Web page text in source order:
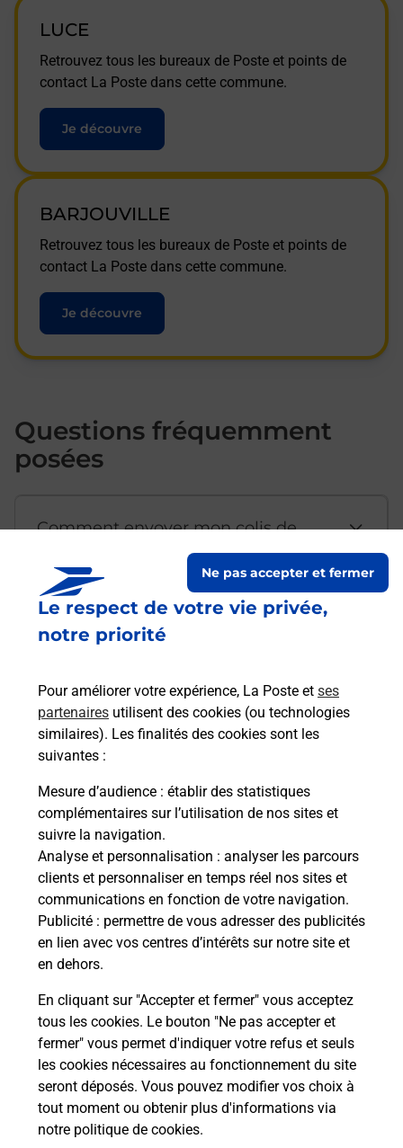
Le respect de votre vie privée,
notre priorité
Pour améliorer votre expérience, La Poste et ses
partenaires utilisent des cookies (ou technologies
similaires). Les finalités des cookies sont les
suivantes :
Mesure d’audience : établir des statistiques
complémentaires sur l’utilisation de nos sites et
suivre la navigation.
Analyse et personnalisation : analyser les parcours
clients et personnaliser en temps réel nos sites et
communications en fonction de votre navigation.
Publicité : permettre de vous adresser des publicités
en lien avec vos centres d’intérêts sur notre site et
en dehors.
En cliquant sur "Accepter et fermer" vous acceptez
tous les cookies. Le bouton "Ne pas accepter et
fermer" vous permet d'indiquer votre refus et seuls
les cookies nécessaires au fonctionnement du site
seront déposés. Vous pouvez modifier vos choix à
tout moment ou obtenir plus d'informations via
notre politique de cookies.
Ne pas accepter et fermer
LUCE
Retrouvez tous les bureaux de Poste et points de
contact La Poste dans cette commune.
Je découvre
BARJOUVILLE
Retrouvez tous les bureaux de Poste et points de
contact La Poste dans cette commune.
Je découvre
Questions fréquemment
posées
Comment envoyer mon colis de
Est-il possible d’acheter un
emballage directement depuis un
Comment demander une
modification de livraison ?
Comment La Poste participe-t-elle
à votre sécurité au quotidien ?
Puis-je passer mon code de la route
avec La Poste et sous quelles
conditions ?
Localiser Liste Eure-et-Loir MAGNY